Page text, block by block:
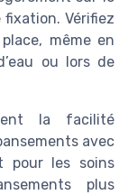
fixation. Vérifiez
même en
ou lors de
la facilité
avec
pour les soins
plus